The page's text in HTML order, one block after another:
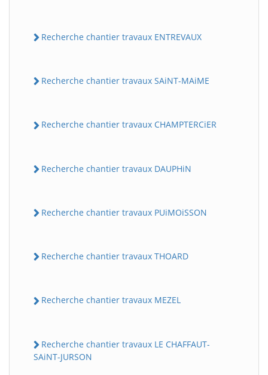
Recherche chantier travaux ENTREVAUX
Recherche chantier travaux SAiNT-MAiME
Recherche chantier travaux CHAMPTERCiER
Recherche chantier travaux DAUPHiN
Recherche chantier travaux PUiMOiSSON
Recherche chantier travaux THOARD
Recherche chantier travaux MEZEL
Recherche chantier travaux LE CHAFFAUT-
SAiNT-JURSON